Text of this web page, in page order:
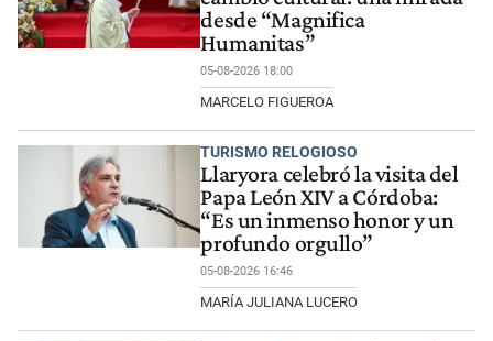
desde “Magnifica
Humanitas”
05-08-2026 18:00
MARCELO FIGUEROA
TURISMO RELOGIOSO
Llaryora celebró la visita del
Papa León XIV a Córdoba:
“Es un inmenso honor y un
profundo orgullo”
05-08-2026 16:46
MARÍA JULIANA LUCERO